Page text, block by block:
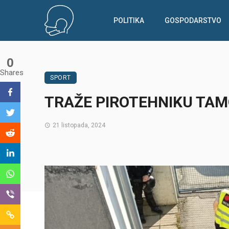
POLITIKA GOSPODARSTVO
SPORT
TRAŽE PIROTEHNIKU
21 listopada, 2024
0
Shares